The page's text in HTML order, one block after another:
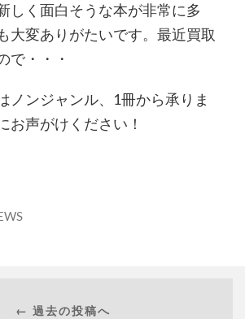
しく面白そうな本が非常に多
大変ありがたいです。最近買取
で・・・
ノンジャンル、1冊から承りま
お声がけください！
← 過去の投稿へ